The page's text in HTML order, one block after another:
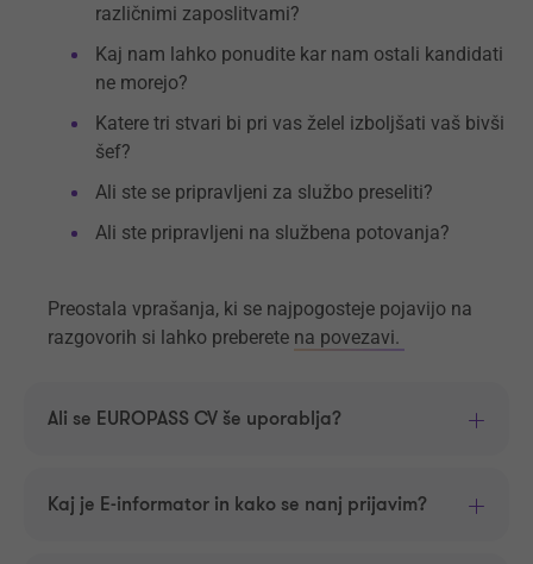
različnimi zaposlitvami?
Kaj nam lahko ponudite kar nam ostali kandidati
ne morejo?
Katere tri stvari bi pri vas želel izboljšati vaš bivši
šef?
Ali ste se pripravljeni za službo preseliti?
Ali ste pripravljeni na službena potovanja?
Preostala vprašanja, ki se najpogosteje pojavijo na
razgovorih si lahko preberete na povezavi.
Ali se EUROPASS CV še uporablja?
Kaj je E-informator in kako se nanj prijavim?